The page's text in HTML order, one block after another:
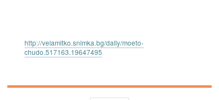
http://velamitko.snimka.bg/daily/moeto-
chudo.517163.19647495